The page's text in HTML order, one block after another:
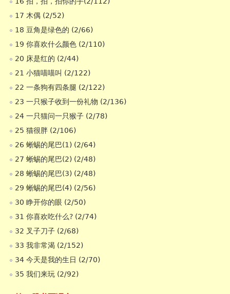
17 木偶 (2/52)
18 豆角是绿色的 (2/66)
19 你喜欢什么颜色 (2/110)
20 床是红的 (2/44)
21 小猫喵喵叫 (2/122)
22 一条狗有四条腿 (2/122)
23 一只猴子收到一份礼物 (2/136)
24 一只猫问一只猴子 (2/78)
25 猫很胖 (2/106)
26 蜥蜴的尾巴(1) (2/64)
27 蜥蜴的尾巴(2) (2/48)
28 蜥蜴的尾巴(3) (2/48)
29 蜥蜴的尾巴(4) (2/56)
30 睁开你的眼 (2/50)
31 你喜欢吃什么? (2/74)
32 叉子刀子 (2/68)
33 我非常渴 (2/152)
34 今天是我的生日 (2/70)
35 我们来玩 (2/92)